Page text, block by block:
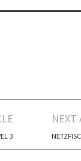
3
NEXT